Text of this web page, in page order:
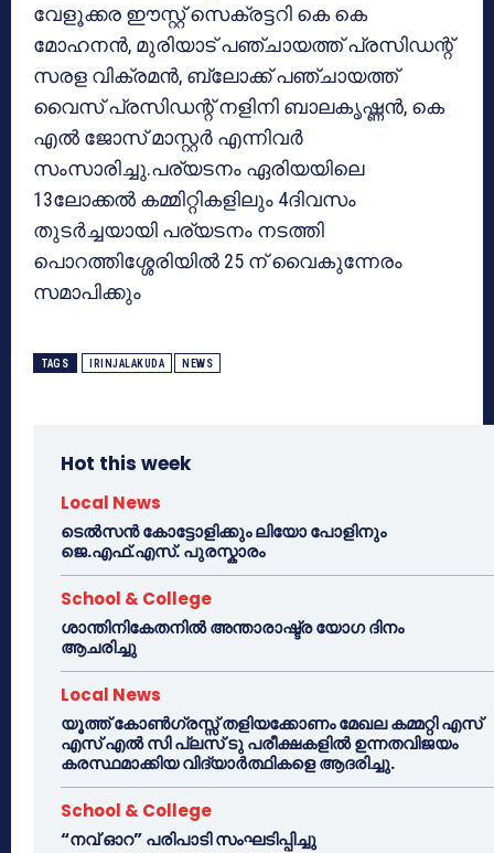
വേളൂക്കര ഈസ്റ്റ് സെക്രട്ടറി കെ കെ
മോഹനന്‍, മുരിയാട് പഞ്ചായത്ത് പ്രസിഡന്റ്
സരള വിക്രമന്‍, ബ്ലോക്ക് പഞ്ചായത്ത്
വൈസ് പ്രസിഡന്റ് നളിനി ബാലകൃഷ്ണന്‍, കെ
എല്‍ ജോസ് മാസ്റ്റര്‍ എന്നിവര്‍
സംസാരിച്ചു.പര്യടനം ഏരിയയിലെ
13ലോക്കല്‍ കമ്മിറ്റികളിലും 4ദിവസം
തുടര്‍ച്ചയായി പര്യടനം നടത്തി
പൊറത്തിശ്ശേരിയില്‍ 25 ന് വൈകുന്നേരം
സമാപിക്കും
TAGS IRINJALAKUDA NEWS
Hot this week
Local News
ടെൽസൻ കോട്ടോളിക്കും ലിയോ പോളിനും
ജെ.എഫ്.എസ്. പുരസ്കാരം
School & College
ശാന്തിനികേതനിൽ അന്താരാഷ്ട്ര യോഗ ദിനം
ആചരിച്ചു
Local News
യൂത്ത് കോൺഗ്രസ്സ് തളിയക്കോണം മേഖല കമ്മറ്റി എസ്
എസ് എൽ സി പ്ലസ് ടു പരീക്ഷകളിൽ ഉന്നതവിജയം
കരസ്ഥമാക്കിയ വിദ്യാർത്ഥികളെ ആദരിച്ചു.
School & College
“നവ് ഓറ” പരിപാടി സംഘടിപ്പിച്ചു